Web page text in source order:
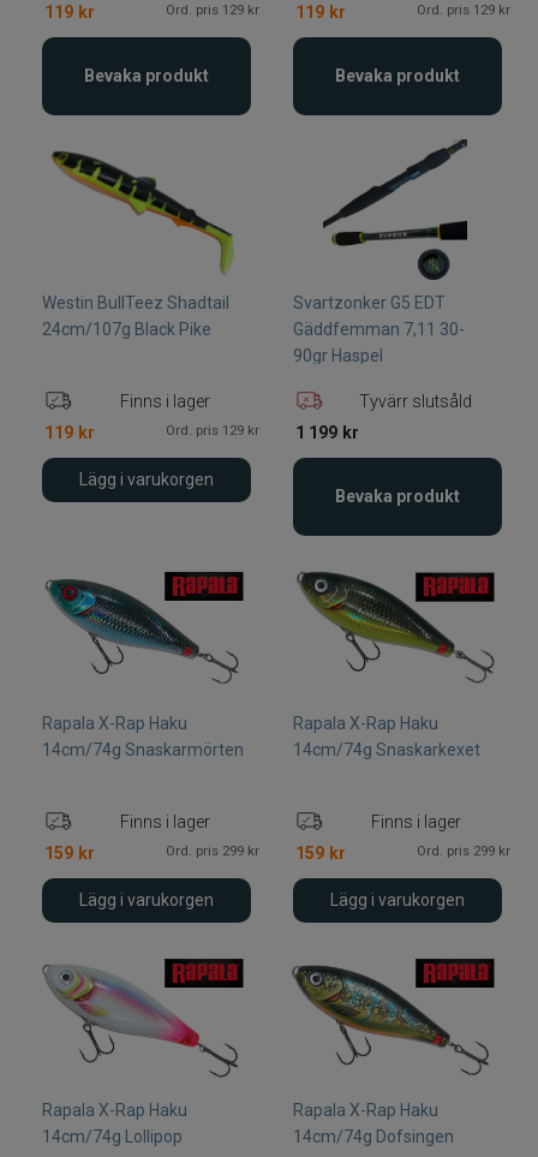
119 kr Ord. pris 129 kr
Bevaka produkt
119 kr Ord. pris 129 kr
Bevaka produkt
Westin BullTeez Shadtail
24cm/107g Black Pike
Finns i lager
119 kr Ord. pris 129 kr
Lägg i varukorgen
Svartzonker G5 EDT
Gäddfemman 7,11 30-
90gr Haspel
Tyvärr slutsåld
1 199 kr
Bevaka produkt
Rapala X-Rap Haku
14cm/74g Snaskarmörten
Finns i lager
159 kr Ord. pris 299 kr
Lägg i varukorgen
Rapala X-Rap Haku
14cm/74g Snaskarkexet
Finns i lager
159 kr Ord. pris 299 kr
Lägg i varukorgen
Rapala X-Rap Haku
14cm/74g Lollipop
Rapala X-Rap Haku
14cm/74g Dofsingen